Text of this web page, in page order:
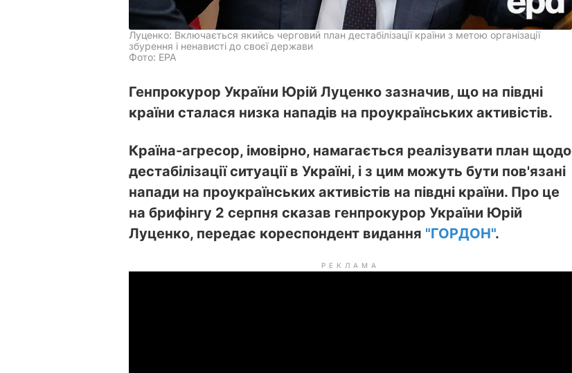
Луценко: Включається якийсь черговий план дестабілізації країни з метою організації
збурення і ненависті до своєї держави
Фото: EPA
Генпрокурор України Юрій Луценко зазначив, що на півдні
країни сталася низка нападів на проукраїнських активістів.
Країна-агресор, імовірно, намагається реалізувати план щодо
дестабілізації ситуації в Україні, і з цим можуть бути пов'язані
напади на проукраїнських активістів на півдні країни. Про це
на брифінгу 2 серпня сказав генпрокурор України Юрій
Луценко, передає кореспондент видання "ГОРДОН".
РЕКЛАМА